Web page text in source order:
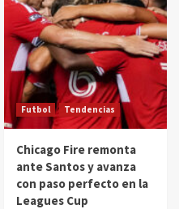
Futbol Tendencias
Chicago Fire remonta
ante Santos y avanza
con paso perfecto en la
Leagues Cup